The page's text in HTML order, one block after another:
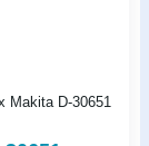
Makita D-30651